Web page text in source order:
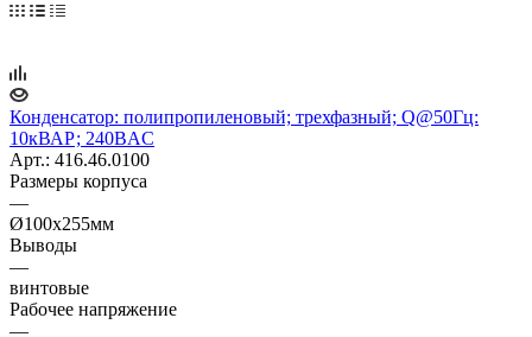
Конденсатор: полипропиленовый; трехфазный; Q@50Гц:
10кВАР; 240ВAC
Арт.: 416.46.0100
Размеры корпуса
—
Ø100x255мм
Выводы
—
винтовые
Рабочее напряжение
—